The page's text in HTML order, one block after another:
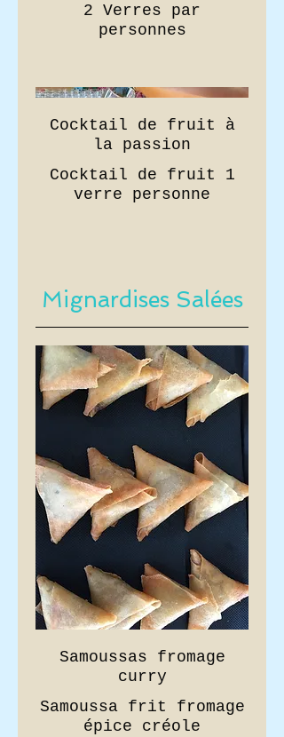
2 Verres par
personnes
Cocktail de fruit à
la passion
Cocktail de fruit 1
verre personne
Mignardises Salées
Samoussas fromage
curry
Samoussa frit fromage
épice créole